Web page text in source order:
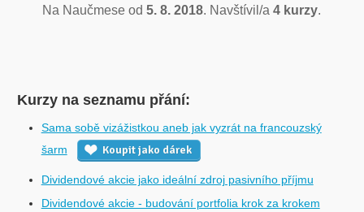
Na Naučmese od5. 8. 2018. Navštívil/a4 kurzy.
Kurzy na seznamu přání:
Sama sobě vizážistkou aneb jak vyzrát na francouzský
šarm
Koupit jako dárek
Dividendové akcie jako ideální zdroj pasivního příjmu
Dividendové akcie - budování portfolia krok za krokem